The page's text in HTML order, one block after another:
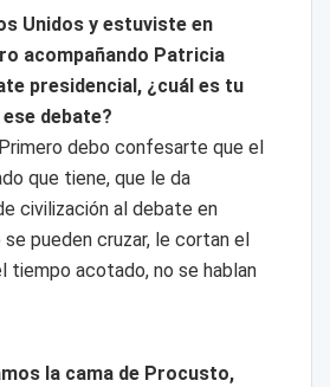
Unidos y estuviste en
acompañando Patricia
presidencial, ¿cuál es tu
debate?
debo confesarte que el
que tiene, que le da
civilización al debate en
pueden cruzar, le cortan el
tiempo acotado, no se hablan
la cama de Procusto,